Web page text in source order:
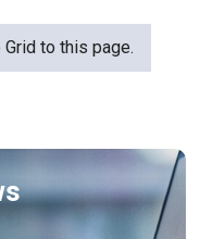
to this page.